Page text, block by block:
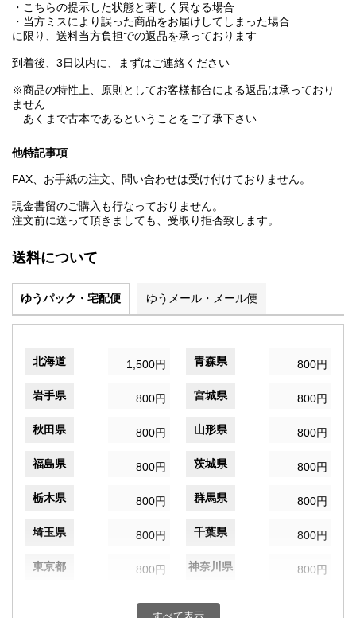
・こちらの提示した状態と著しく異なる場合
・当方ミスにより誤った商品をお届けしてしまった場合
に限り、送料当方負担での返品を承っております
到着後、3日以内に、まずはご連絡ください
※商品の特性上、原則としてお客様都合による返品は承っており
ません
あくまで古本であるということをご了承下さい
他特記事項
FAX、お手紙の注文、問い合わせは受け付けておりません。
現金書留のご購入も行なっておりません。
注文前に送って頂きましても、受取り拒否致します。
送料について
ゆうパック・宅配便 ゆうメール・メール便
北海道 1,500円 青森県 800円
岩手県 800円 宮城県 800円
秋田県 800円 山形県 800円
福島県 800円 茨城県 800円
栃木県 800円 群馬県 800円
埼玉県 800円 千葉県 800円
東京都 800円 神奈川県 800円
800円 富山県